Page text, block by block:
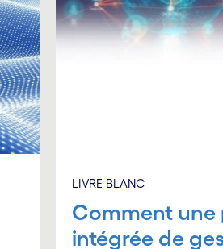
LIVRE BLANC
Comment une
intégrée de